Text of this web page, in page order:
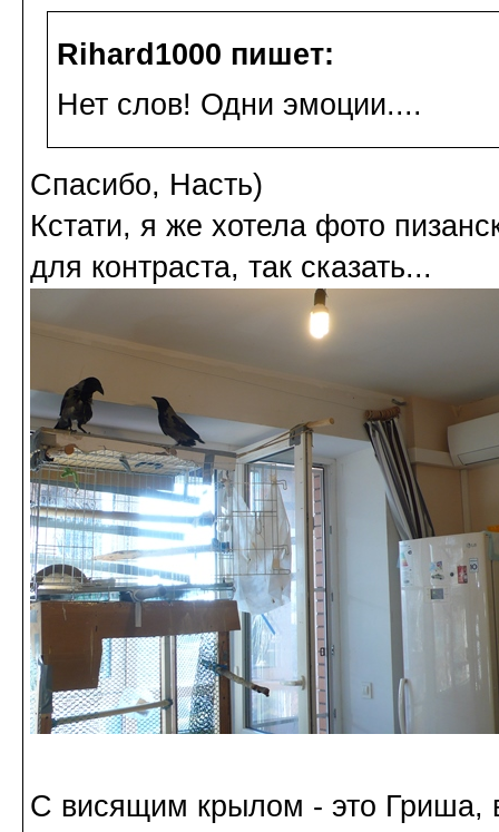
Rihard1000 пишет:
Нет слов! Одни эмоции....
Спасибо, Насть)
Кстати, я же хотела фото
для контраста, так сказать...
С висящим крылом - это Гриша,